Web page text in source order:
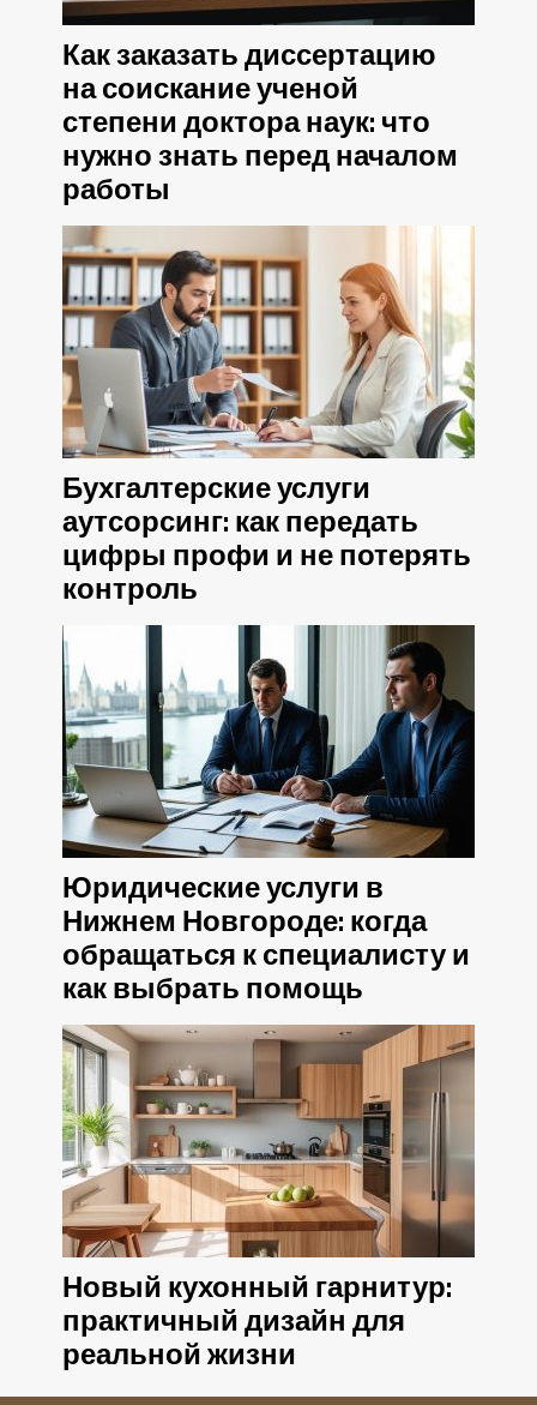
Как заказать диссертацию
на соискание ученой
степени доктора наук: что
нужно знать перед началом
работы
Бухгалтерские услуги
аутсорсинг: как передать
цифры профи и не потерять
контроль
Юридические услуги в
Нижнем Новгороде: когда
обращаться к специалисту и
как выбрать помощь
Новый кухонный гарнитур:
практичный дизайн для
реальной жизни